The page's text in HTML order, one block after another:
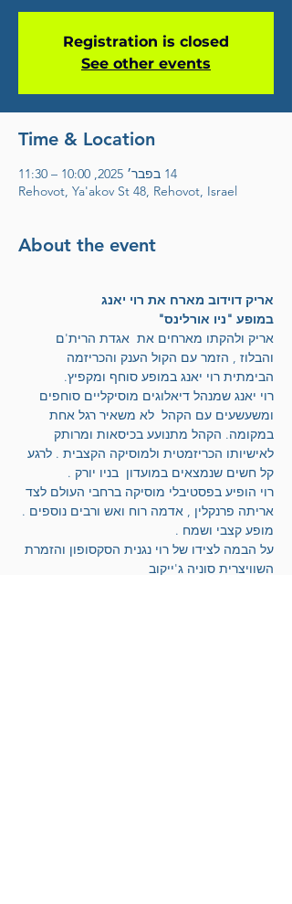
Registration is closed
See other events
Time & Location
14 בפבר׳ 2025, 10:00 – 11:30
Rehovot, Ya'akov St 48, Rehovot, Israel
About the event
אריק דוידוב מארח את רוי יאנג
במופע "ניו אורלינס"
אריק ולהקתו מארחים את  אגדת הרית'ם
והבלוז , הזמר עם הקול הענק והכריזמה
הבימתית רוי יאנג במופע סוחף ומקפיץ.
רוי יאנג שמנהל דיאלוגים מוסיקליים סוחפים
ומשעשעים עם הקהל  לא משאיר רגל אחת
במקומה. הקהל מתנועע בכיסאות ומרותק
לאישיותו הכריזמטית ולמוסיקה הקצבית . לרגע
קל חשים שנמצאים במועדון  בניו יורק .
רוי הופיע בפסטיבלי מוסיקה ברחבי העולם לצד
אריתה פרנקלין , אדמה רוח ואש ורבים נוספים .
מופע קצבי ושמח .
על הבמה לצידו של רוי נגנית הסקסופון והזמרת
השוויצרית סוניה ג'ייקוב